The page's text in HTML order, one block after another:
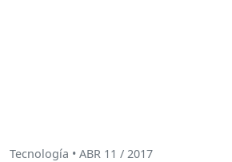
Tecnología • ABR 11 / 2017